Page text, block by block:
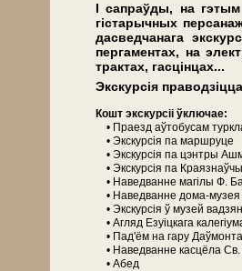
І сапраўды, на гэтым
гістарычных
дасведчанага
пергаментах, на
трактах, гасцінцах...
Экскурсія
Кошт экскурсіі ўключае:
• Праезд аўтобусам
• Экскурсія па маршруце
• Экскурсія па цэнтры
• Экскурсія па
• Наведванне магілы Ф.
• Наведванне дома-музея
• Экскурсія ў му­зей
• Агляд Езуіцкага
• Пад'ём на гару
• Наведванне касцёла Св.
• Абед